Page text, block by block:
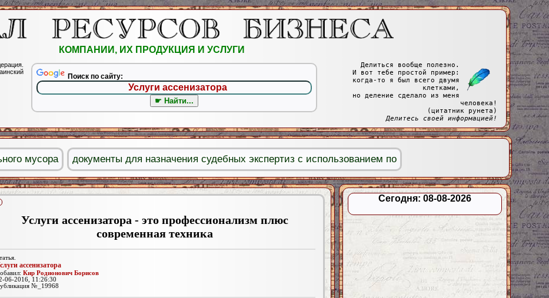
Услуги ассенизатора - это профессионализм плюс
современная техника
ассенизатора
Кир Родионович Борисов
06-2016, 11:26:30
№_19968
Сегодня: 08-08-2026
КОМПАНИИ, ИХ ПРОДУКЦИЯ И УСЛУГИ
Поиск по сайту:
Делиться вообще полезно.
И вот тебе простой пример:
когда-то я был всего двумя
клетками,
но деление сделало из меня
человека!
(цитатник рунета)
Делитесь своей информацией!
мусора документы для назначения судебных экспертиз с использованием по